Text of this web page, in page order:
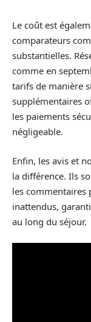
Le coût est
comparateurs
substantielles.
comme en
tarifs de manière
supplémentaires
les paiements
négligeable.
Enfin, les avis et
la différence. Ils
les commentaires
inattendus,
au long du séjour.